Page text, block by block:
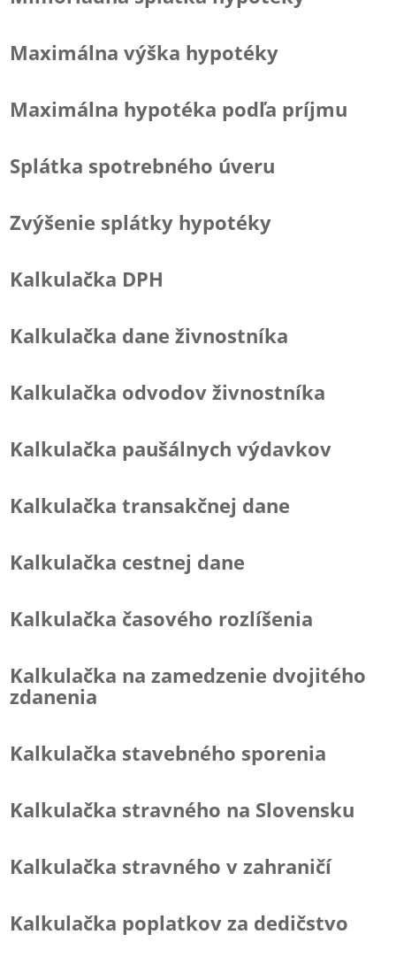
Maximálna výška hypotéky
Maximálna hypotéka podľa príjmu
Splátka spotrebného úveru
Zvýšenie splátky hypotéky
Kalkulačka DPH
Kalkulačka dane živnostníka
Kalkulačka odvodov živnostníka
Kalkulačka paušálnych výdavkov
Kalkulačka transakčnej dane
Kalkulačka cestnej dane
Kalkulačka časového rozlíšenia
Kalkulačka na zamedzenie dvojitého
zdanenia
Kalkulačka stavebného sporenia
Kalkulačka stravného na Slovensku
Kalkulačka stravného v zahraničí
Kalkulačka poplatkov za dedičstvo